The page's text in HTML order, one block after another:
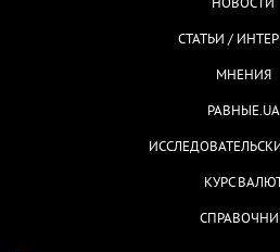
НОВОСТИ
СТАТЬИ /
МНЕНИЯ
РАВНЫЕ.UA
КУРС